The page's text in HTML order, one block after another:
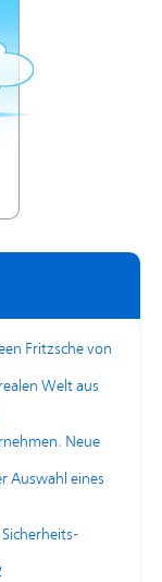
Fritzsche von
Welt aus
Neue
Auswahl eines